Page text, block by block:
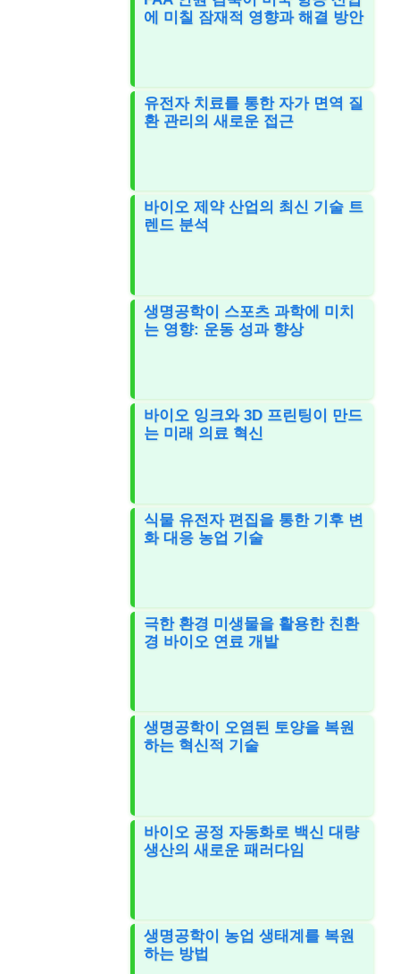
에 미칠 잠재적 영향과 해결 방안
유전자 치료를 통한 자가 면역 질
환 관리의 새로운 접근
바이오 제약 산업의 최신 기술 트
렌드 분석
생명공학이 스포츠 과학에 미치
는 영향: 운동 성과 향상
바이오 잉크와 3D 프린팅이 만드
는 미래 의료 혁신
식물 유전자 편집을 통한 기후 변
화 대응 농업 기술
극한 환경 미생물을 활용한 친환
경 바이오 연료 개발
생명공학이 오염된 토양을 복원
하는 혁신적 기술
바이오 공정 자동화로 백신 대량
생산의 새로운 패러다임
생명공학이 농업 생태계를 복원
하는 방법